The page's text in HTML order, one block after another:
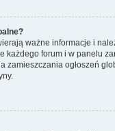
ważne informacje i
każdego forum i w panelu
zamieszczania ogłoszeń